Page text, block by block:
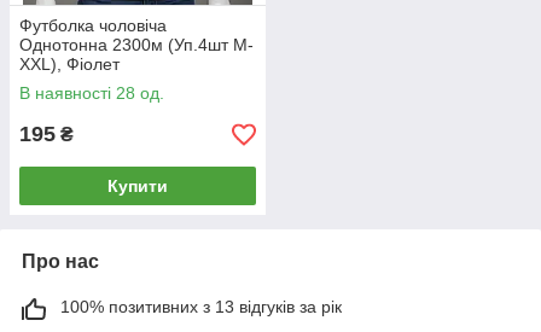
Футболка чоловіча
Однотонна 2300м (Уп.4шт M-
XXL), Фіолет
В наявності 28 од.
195 ₴
Купити
Про нас
100% позитивних з 13 відгуків за рік